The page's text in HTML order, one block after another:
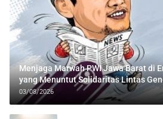
Menjaga Marwah PWI Jawa Barat di
yang Menuntut Solidaritas Lintas
03/08/2026